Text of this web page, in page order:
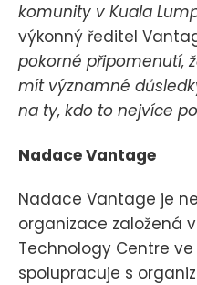
komunity v Kuala
výkonný ředitel
pokorné připomenutí,
mít významné
na ty, kdo to nejvíce
Nadace Vantage
Nadace Vantage je
organizace založená
Technology Centre
spolupracuje s